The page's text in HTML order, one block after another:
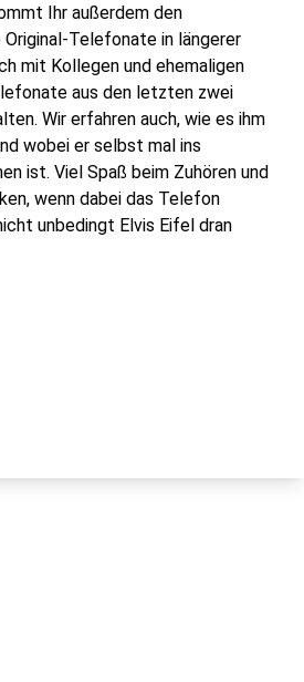
Ihr außerdem den
Telefonate in längerer
mit Kollegen und ehemaligen
aus den letzten zwei
Wir erfahren auch, wie es ihm
wobei er selbst mal ins
ist. Viel Spaß beim Zuhören und
wenn dabei das Telefon
unbedingt Elvis Eifel dran